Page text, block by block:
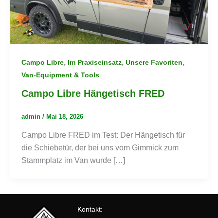
Campo Libre, Im Praxiseinsatz, Unsere Favoriten,
Van-Equipment & Tools
Campo Libre Hängetisch FRED
admin / Mai 18, 2026
Campo Libre FRED im Test: Der Hängetisch für
die Schiebetür, der bei uns vom Gimmick zum
Stammplatz im Van wurde […]
Kontakt: